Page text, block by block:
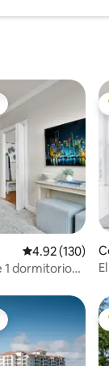
Calificación
4.92 (130)
1 dormitorio